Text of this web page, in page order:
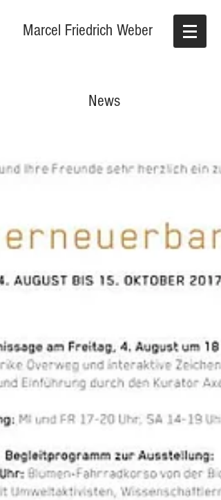
Marcel Friedrich Weber
News